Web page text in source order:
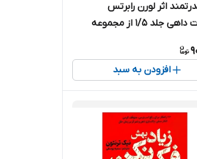
اثر لورن رابرتس
انتشارات داهی جلد 1/5 از مجموعه
افزودن به سبد